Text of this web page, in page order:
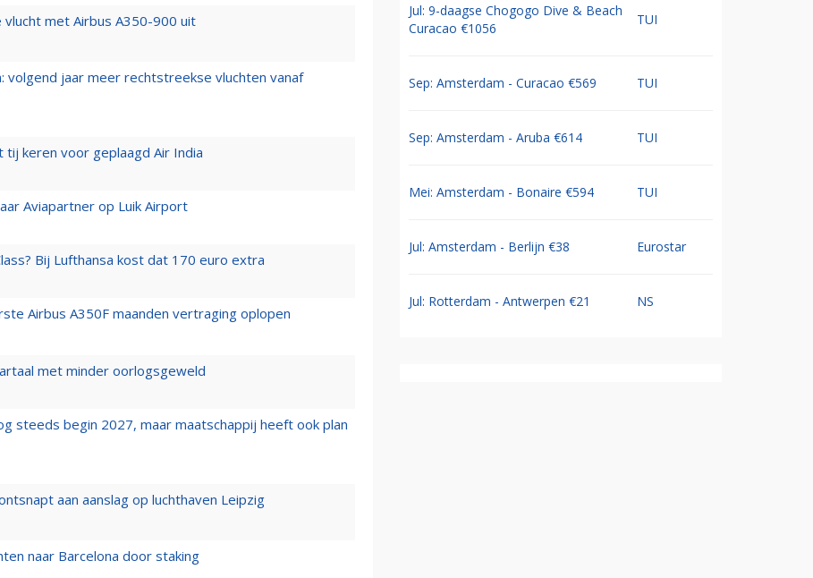
met Airbus A350-900 uit
volgend jaar meer rechtstreekse vluchten vanaf
keren voor geplaagd Air India
Aviapartner op Luik Airport
Bij Lufthansa kost dat 170 euro extra
Airbus A350F maanden vertraging oplopen
met minder oorlogsgeweld
steeds begin 2027, maar maatschappij heeft ook plan
aan aanslag op luchthaven Leipzig
naar Barcelona door staking
Jul: 9-daagse Chogogo Dive & Beach
Curacao €1056
TUI
Sep: Amsterdam - Curacao €569 TUI
Sep: Amsterdam - Aruba €614 TUI
Mei: Amsterdam - Bonaire €594 TUI
Jul: Amsterdam - Berlijn €38 Eurostar
Jul: Rotterdam - Antwerpen €21 NS